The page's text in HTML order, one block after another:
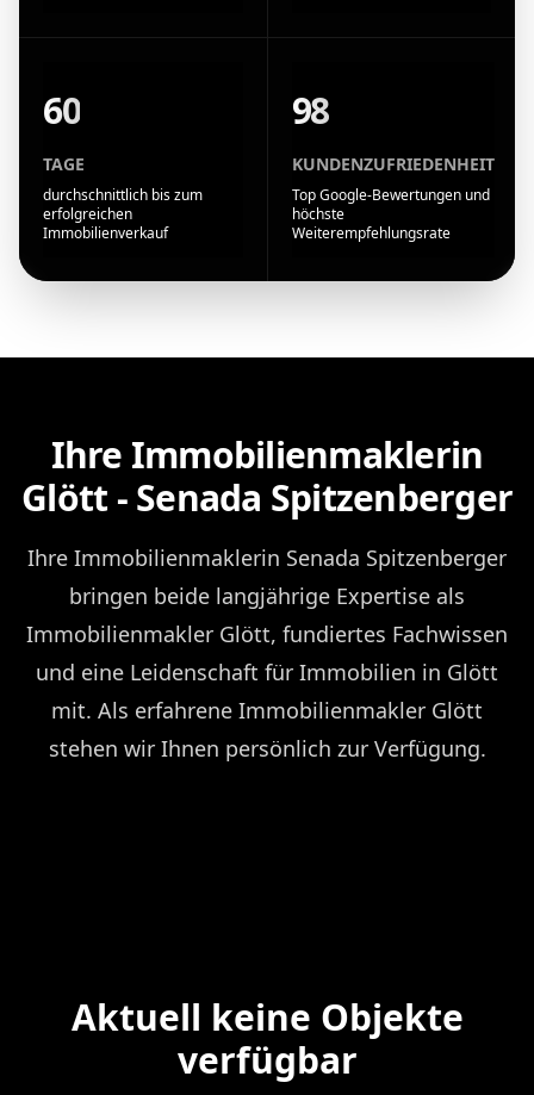
60
TAGE
durchschnittlich bis zum
erfolgreichen
Immobilienverkauf
98
KUNDENZUFRIEDENHEIT
Top Google-Bewertungen und
höchste
Weiterempfehlungsrate
Ihre Immobilienmaklerin
Glött - Senada Spitzenberger
Ihre Immobilienmaklerin Senada Spitzenberger
bringen beide langjährige Expertise als
Immobilienmakler Glött, fundiertes Fachwissen
und eine Leidenschaft für Immobilien in Glött
mit. Als erfahrene Immobilienmakler Glött
stehen wir Ihnen persönlich zur Verfügung.
Aktuell keine Objekte
verfügbar